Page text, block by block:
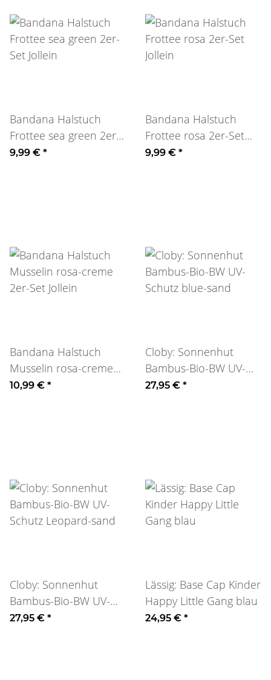
Bandana Halstuch
Frottee sea green 2er-
Set Jollein
9,99 € *
Bandana Halstuch
Frottee rosa 2er-Set
Jollein
9,99 € *
Bandana Halstuch
Musselin rosa-creme
2er-Set Jollein
10,99 € *
Cloby: Sonnenhut
Bambus-Bio-BW UV-
Schutz blue-sand
27,95 € *
Cloby: Sonnenhut
Bambus-Bio-BW UV-
Schutz Leopard-sand
27,95 € *
Lässig: Base Cap Kinder
Happy Little Gang blau
24,95 € *